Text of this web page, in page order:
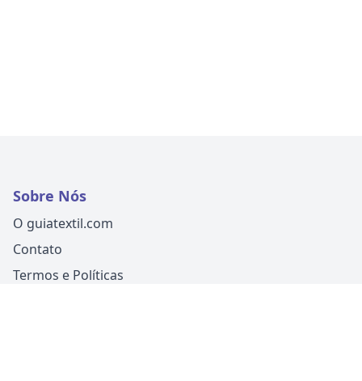
Sobre Nós
O guiatextil.com
Contato
Termos e Políticas